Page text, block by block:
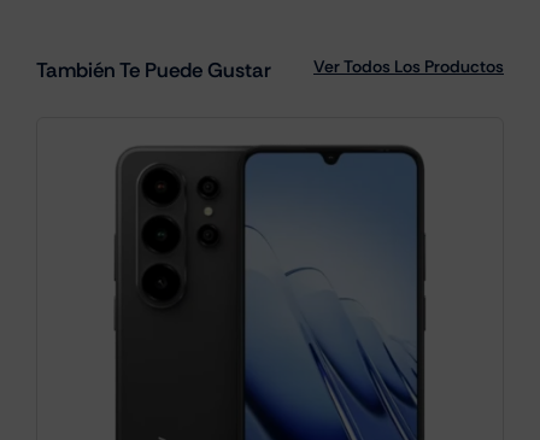
También Te Puede Gustar Ver Todos Los Productos